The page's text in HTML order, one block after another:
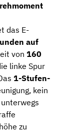
das E-
auf
von 160
linke Spur
1-Stufen-
kein
zu